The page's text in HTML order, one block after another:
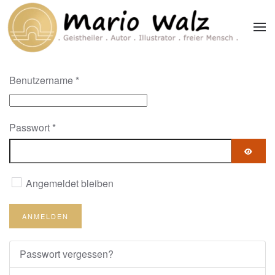
Zum Hauptinhalt springen
Benutzername *
Passwort *
Angemeldet bleiben
ANMELDEN
Passwort vergessen?